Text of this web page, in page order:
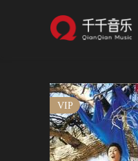
VIP